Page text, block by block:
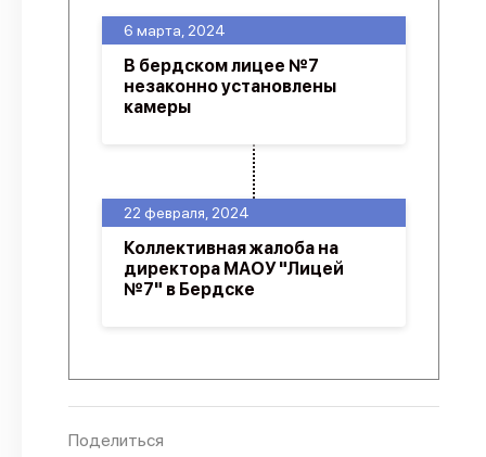
Политика конфиденциальности
22 февраля, 2024
Коллективная жалоба на
директора МАОУ "Лицей
№7" в Бердске
6 марта, 2024
В бердском лицее №7
незаконно установлены
камеры
Поделиться